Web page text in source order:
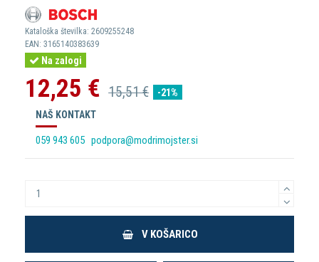
Kataloška številka: 2609255248
EAN: 3165140383639
Na zalogi
12,25 € 15,51 €
-21%
NAŠ KONTAKT
059 943 605 podpora@modrimojster.si
V KOŠARICO